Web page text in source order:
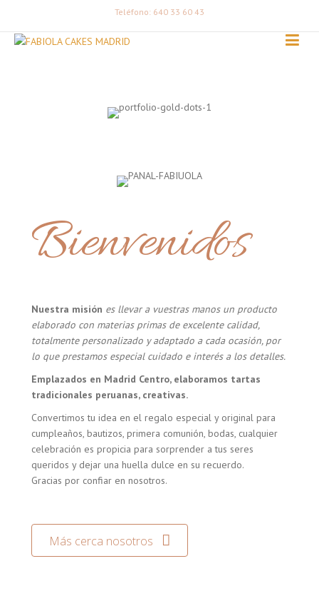
Teléfono: 640 33 60 43
Bienvenidos
Nuestra misión es llevar a vuestras manos un producto
elaborado con materias primas de excelente calidad,
totalmente personalizado y adaptado a cada ocasión, por
lo que prestamos especial cuidado e interés a los detalles.
Emplazados en Madrid Centro, elaboramos tartas
tradicionales peruanas, creativas.
Convertimos tu idea en el regalo especial y original para
cumpleaños, bautizos, primera comunión, bodas, cualquier
celebración es propicia para sorprender a tus seres
queridos y dejar una huella dulce en su recuerdo.
Gracias por confiar en nosotros.
Más cerca nosotros